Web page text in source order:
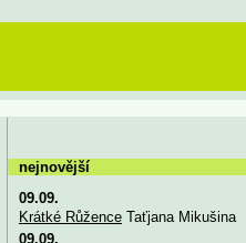
nejnovější
09.09.
Krátké RůženceTaťjana Mikušina
09.09.